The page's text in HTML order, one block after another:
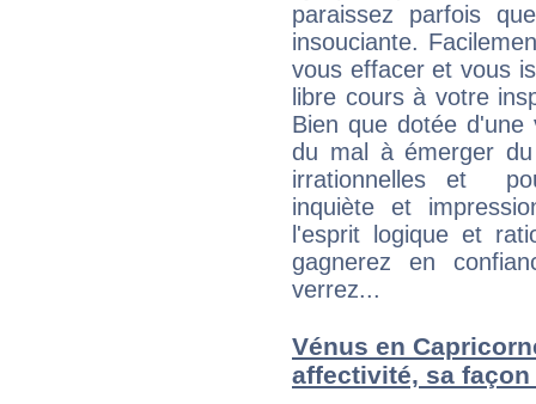
paraissez parfois
insouciante.
vous effacer et vous
libre cours à votre
Bien que dotée d'une
du mal à émerger
irrationnelles et
inquiète et
l'esprit logique et
gagnerez en
verrez...
Vénus en
affectivité, sa